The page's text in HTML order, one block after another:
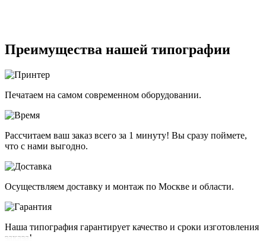
Преимущества нашей типографии
Печатаем на самом современном оборудовании.
Рассчитаем ваш заказ всего за 1 минуту! Вы сразу поймете,
что с нами выгодно.
Осуществляем доставку и монтаж по Москве и области.
Наша типография гарантирует качество и сроки изготовления
заказа!